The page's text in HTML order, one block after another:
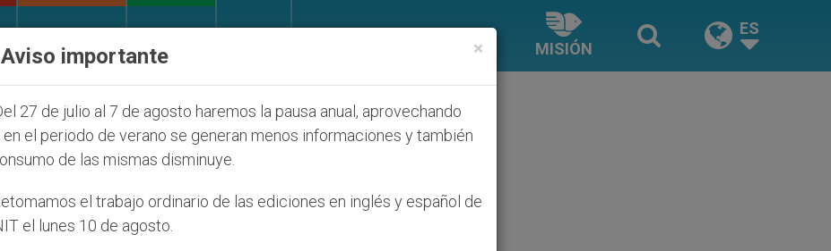
MISIÓN
ES
×
Aviso importante
27 de julio al 7 de agosto haremos la pausa anual, aprovechando
en el periodo de verano se generan menos informaciones y también
de las mismas disminuye.
el trabajo ordinario de las ediciones en inglés y español de
el lunes 10 de agosto.